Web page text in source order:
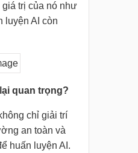
trị của nó như
luyện AI còn
quan trọng?
chỉ giải trí
an toàn và
huấn luyện AI.